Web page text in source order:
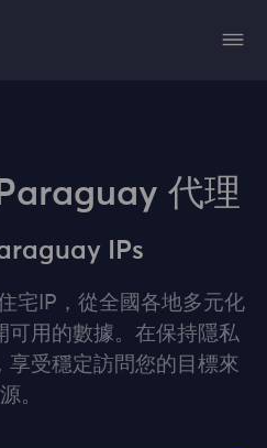
代理
IPs
宅IP，從全國各地多元化
可用的數據。在保持隱私
享受穩定訪問您的目標來
源。